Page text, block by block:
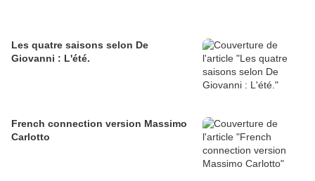
Les quatre saisons selon De
Giovanni : L'été.
French connection version Massimo
Carlotto